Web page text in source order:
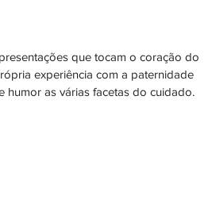
que tocam o coração do
experiência com a paternidade
as várias facetas do cuidado.